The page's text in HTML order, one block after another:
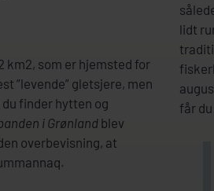
km2, som er hjemsted for
”levende” gletsjere, men
du finder hytten og
i Grønland blev
overbevisning, at
lidt
får